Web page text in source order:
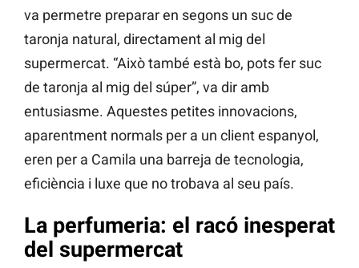
va permetre preparar en segons un suc de
taronja natural, directament al mig del
supermercat. “Això també està bo, pots fer suc
de taronja al mig del súper”, va dir amb
entusiasme. Aquestes petites innovacions,
aparentment normals per a un client espanyol,
eren per a Camila una barreja de tecnologia,
eficiència i luxe que no trobava al seu país.
La perfumeria: el racó inesperat
del supermercat